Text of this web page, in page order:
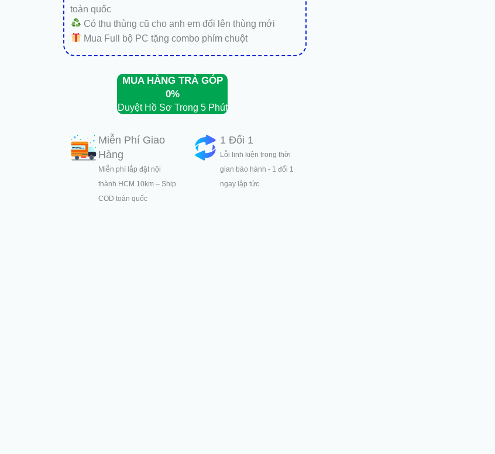
toàn quốc
Có thu thùng cũ cho anh em đổi lên thùng mới
Mua Full bộ PC tặng combo phím chuột
MUA HÀNG TRẢ GÓP
0%
Duyệt Hồ Sơ Trong 5 Phút
Miễn Phí Giao
Hàng
Miễn phí lắp đặt nội
thành HCM 10km – Ship
COD toàn quốc
1 Đổi 1
Lỗi linh kiện trong thời
gian bảo hành - 1 đổi 1
ngay lập tức.